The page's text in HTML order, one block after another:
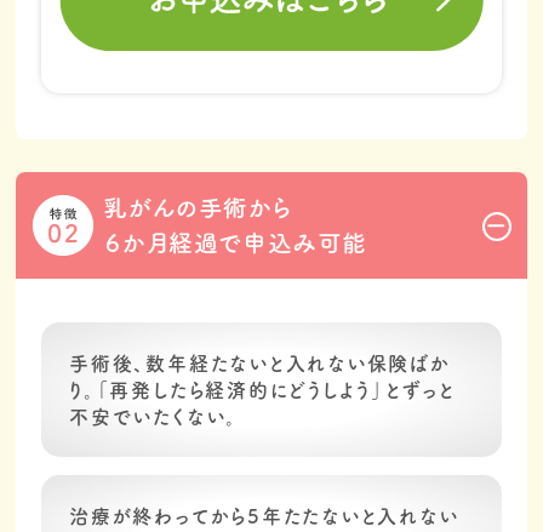
年9月です。
で、なんか申し訳ないなという気持ちです。
から入金のスピードもびっくりするくらい早くて、
に助かりました。
給付金の使い道は生活費が主ですね。
配しながら暗い気持ちで生きていくのか、前を向いて
明るく生きていくのかを考えたときに、やはりお金が
あるとないとでは、毎日が全く違ってくると思います。
乳がんの手術から
６か月経過で申込み可能
手術後、数年経たないと入れない保険ばか
り。「再発したら経済的にどうしよう」とずっと
不安でいたくない。
治療が終わってから5年たたないと入れない